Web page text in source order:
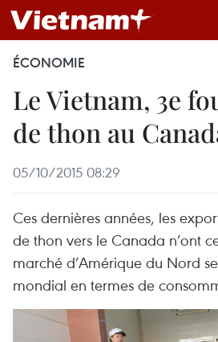
ÉCONOMIE
Le Vietnam, 3e
de thon au
05/10/2015 08:29
Ces dernières années, les
de thon vers le Canada n’ont
marché d’Amérique du Nord
mondial en termes de